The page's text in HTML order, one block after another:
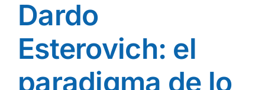
Dardo
Esterovich: el
paradigma de lo